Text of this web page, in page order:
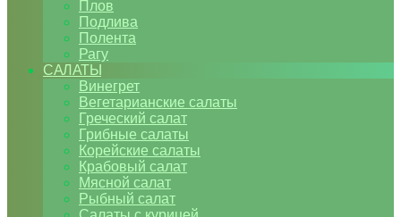
Плов
Подлива
Полента
Рагу
САЛАТЫ
Винегрет
Вегетарианские салаты
Греческий салат
Грибные салаты
Корейские салаты
Крабовый салат
Мясной салат
Рыбный салат